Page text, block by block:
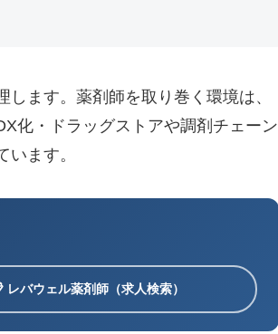
ます。薬剤師を取り巻く環境は、
化・ドラッグストアや調剤チェーン
ます。
レバウェル薬剤師（求人検索）